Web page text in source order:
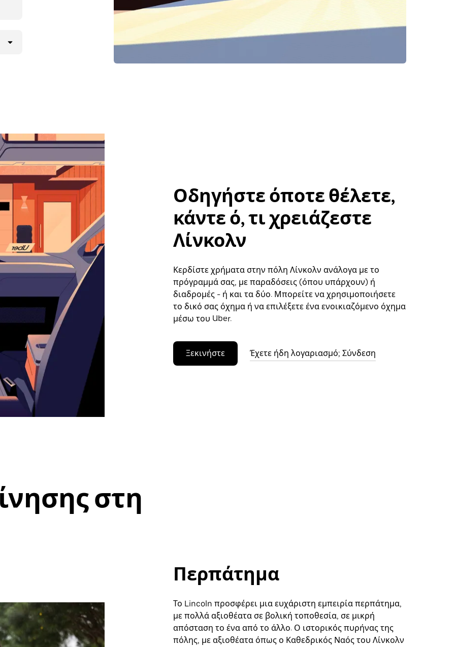
Οδηγήστε όποτε θέλετε,
κάντε ό, τι χρειάζεστε
Λίνκολν
Κερδίστε χρήματα στην πόλη Λίνκολν ανάλογα με το
πρόγραμμά σας, με παραδόσεις (όπου υπάρχουν) ή
διαδρομές - ή και τα δύο. Μπορείτε να χρησιμοποιήσετε
το δικό σας όχημα ή να επιλέξετε ένα ενοικιαζόμενο όχημα
μέσω του Uber.
Ξεκινήστε Έχετε ήδη λογαριασμό; Σύνδεση
στη
Περπάτημα
Το Lincoln προσφέρει μια ευχάριστη εμπειρία περπάτημα,
με πολλά αξιοθέατα σε βολική τοποθεσία, σε μικρή
απόσταση το ένα από το άλλο. Ο ιστορικός πυρήνας της
πόλης, με αξιοθέατα όπως ο Καθεδρικός Ναός του Λίνκολν